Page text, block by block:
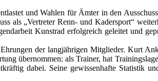
und Wahlen für Ämter in den
als „Vertreter Renn- und Kadersport“
Kunstrad erfolgreich geleitet und
der langjährigen Mitglieder. Kurt
übernommen: als Trainer, hat
dabei. Seine gewissenhafte Statistik